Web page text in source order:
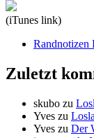
(iTunes link)
Randnotizen
Zuletzt
skubo zu
Yves zu
Yves zu Der